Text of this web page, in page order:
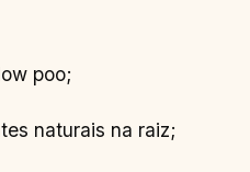
poo;
naturais na raiz;